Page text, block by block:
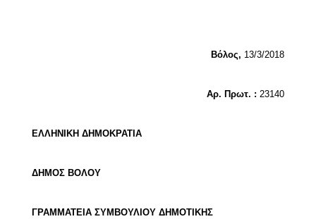
Βόλος, 13/3/2018
Αρ. Πρωτ. : 23140
ΕΛΛΗΝΙΚΗ ΔΗΜΟΚΡΑΤΙΑ
ΔΗΜΟΣ ΒΟΛΟΥ
ΓΡΑΜΜΑΤΕΙΑ ΣΥΜΒΟΥΛΙΟΥ ΔΗΜΟΤΙΚΗΣ